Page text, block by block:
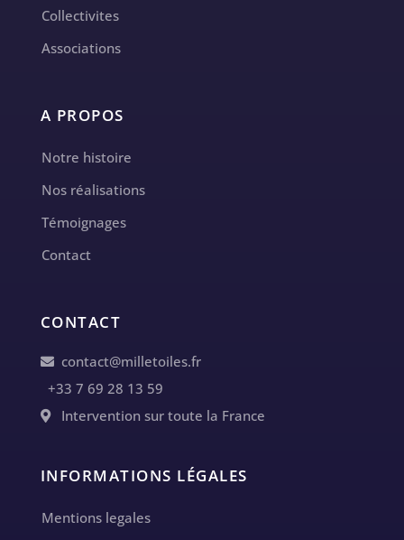
Collectivites
Associations
A PROPOS
Notre histoire
Nos réalisations
Témoignages
Contact
CONTACT
contact@milletoiles.fr
+33 7 69 28 13 59
Intervention sur toute la France
INFORMATIONS LÉGALES
Mentions legales